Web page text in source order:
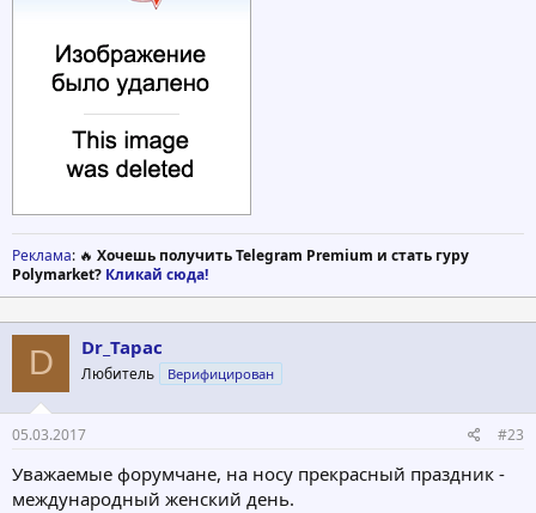
Реклама: 🔥 Хочешь получить Telegram Premium и стать гуру
Polymarket? Кликай сюда!
D Dr_Tapac
Любитель Верифицирован
05.03.2017 #23
Уважаемые форумчане, на носу прекрасный праздник -
международный женский день.